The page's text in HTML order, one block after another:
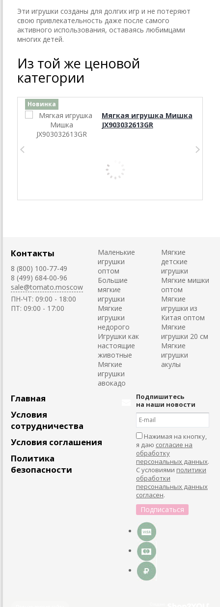
Эти игрушки созданы для долгих игр и не потеряют
свою привлекательность даже после самого
активного использования, оставаясь любимцами
многих детей.
Из той же ценовой
категории
Новинка
Мягкая игрушка Мишка
JX903032613GR
Контакты
8 (800) 100-77-49
8 (499) 684-00-96
sale@tomato.moscow
ПН-ЧТ: 09:00 - 18:00
ПТ: 09:00 - 17:00
Маленькие
игрушки
оптом
Большие
мягкие
игрушки
Мягкие
игрушки
недорого
Игрушки как
настоящие
животные
Мягкие
игрушки
авокадо
Мягкие
детские
игрушки
Мягкие мишки
оптом
Мягкие
игрушки из
Китая оптом
Мягкие
игрушки 20 см
Мягкие
игрушки
акулы
Главная
Условия
сотрудничества
Условия соглашения
Политика
безопасности
Подпишитесь
на наши новости
Нажимая на кнопку,
я даю согласие на
обработку
персональных данных.
С условиями политики
обработки
персональных данных
согласен.